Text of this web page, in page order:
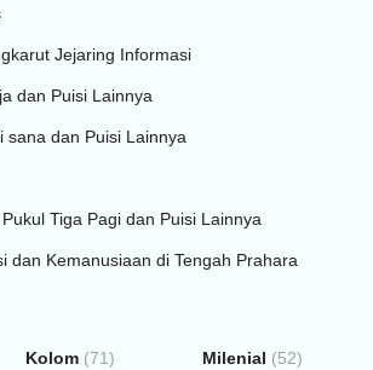
Jejaring Informasi
dan Puisi Lainnya
sana dan Puisi Lainnya
Tiga Pagi dan Puisi Lainnya
dan Kemanusiaan di Tengah Prahara
Kolom (71) Milenial (52)